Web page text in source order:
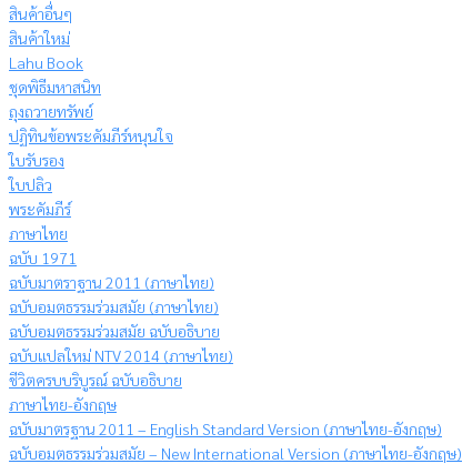
สินค้าอื่นๆ
สินค้าใหม่
Lahu Book
ชุดพิธีมหาสนิท
ถุงถวายทรัพย์
ปฏิทินข้อพระคัมภีร์หนุนใจ
ใบรับรอง
ใบปลิว
พระคัมภีร์
ภาษาไทย
ฉบับ 1971
ฉบับมาตราฐาน 2011 (ภาษาไทย)
ฉบับอมตธรรมร่วมสมัย (ภาษาไทย)
ฉบับอมตธรรมร่วมสมัย ฉบับอธิบาย
ฉบับแปลใหม่ NTV 2014 (ภาษาไทย)
ชีวิตครบบริบูรณ์ ฉบับอธิบาย
ภาษาไทย-อังกฤษ
ฉบับมาตรฐาน 2011 – English Standard Version (ภาษาไทย-อังกฤษ)
ฉบับอมตธรรมร่วมสมัย – New International Version (ภาษาไทย-อังกฤษ)